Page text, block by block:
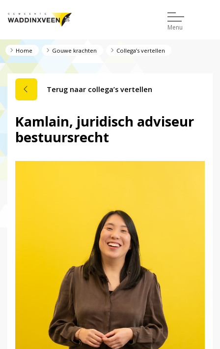
Menu
Home Gouwe krachten Collega’s vertellen
Terug naar collega’s vertellen
Kamlain, juridisch adviseur
bestuursrecht